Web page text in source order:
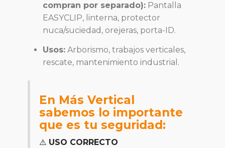
compran por separado): Pantalla
EASYCLIP, linterna, protector
nuca/suciedad, orejeras, porta-ID.
Usos: Arborismo, trabajos verticales,
rescate, mantenimiento industrial.
En Más Vertical
sabemos lo importante
que es tu seguridad:
⚠️ USO CORRECTO